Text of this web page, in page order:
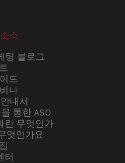
스
팅 블로그
드
나
내서
통한 ASO
란 무엇인가
엇인가요
터